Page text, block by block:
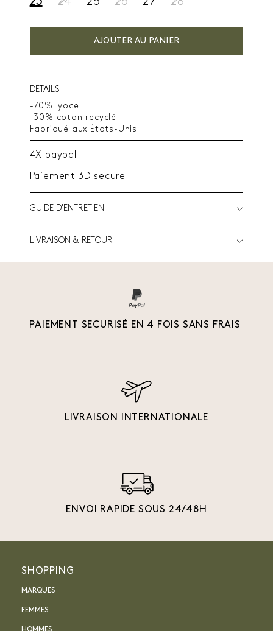
AJOUTER AU PANIER
DETAILS
-70% lyocell
-30% coton recyclé
Fabriqué aux États-Unis
4X paypal
Paiement 3D secure
GUIDE D'ENTRETIEN
LIVRAISON & RETOUR
PAIEMENT SECURISÉ EN 4 FOIS SANS FRAIS
LIVRAISON INTERNATIONALE
ENVOI RAPIDE SOUS 24/48H
SHOPPING
MARQUES
FEMMES